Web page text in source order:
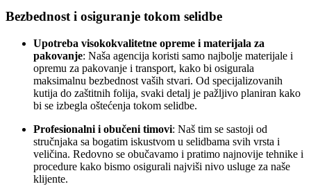
Bezbednost i osiguranje tokom selidbe
Upotreba visokokvalitetne opreme i materijala za
pakovanje: Naša agencija koristi samo najbolje materijale i
opremu za pakovanje i transport, kako bi osigurala
maksimalnu bezbednost vaših stvari. Od specijalizovanih
kutija do zaštitnih folija, svaki detalj je pažljivo planiran kako
bi se izbegla oštećenja tokom selidbe.
Profesionalni i obučeni timovi: Naš tim se sastoji od
stručnjaka sa bogatim iskustvom u selidbama svih vrsta i
veličina. Redovno se obučavamo i pratimo najnovije tehnike i
procedure kako bismo osigurali najviši nivo usluge za naše
klijente.